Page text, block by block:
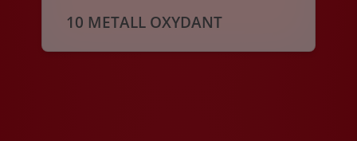
10 METALL OXYDANT